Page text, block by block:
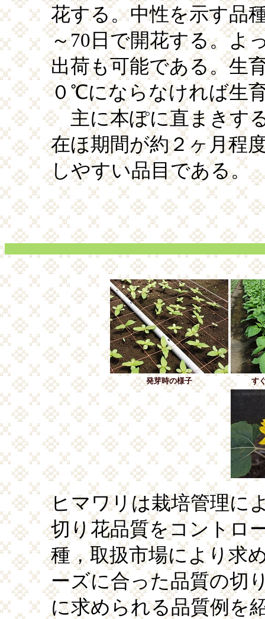
花する。中性を示す品
～70日で開花する。よ
出荷も可能である。生
０℃にならなければ生
主に本ぽに直まきす
在ほ期間が約２ヶ月程
しやすい品目である。
発芽時の様子 す
ヒマワリは栽培管理に
切り花品質をコントロ
種，取扱市場により求
ーズに合った品質の切
に求められる品質例を